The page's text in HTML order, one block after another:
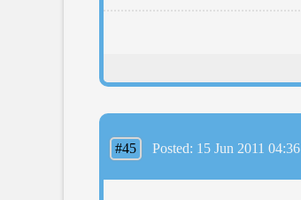
#45 Posted: 15 Jun 2011 04:36